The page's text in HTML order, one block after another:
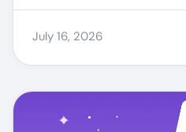
July 16, 2026